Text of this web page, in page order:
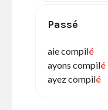
Passé
aie compilé
ayons compilé
ayez compilé